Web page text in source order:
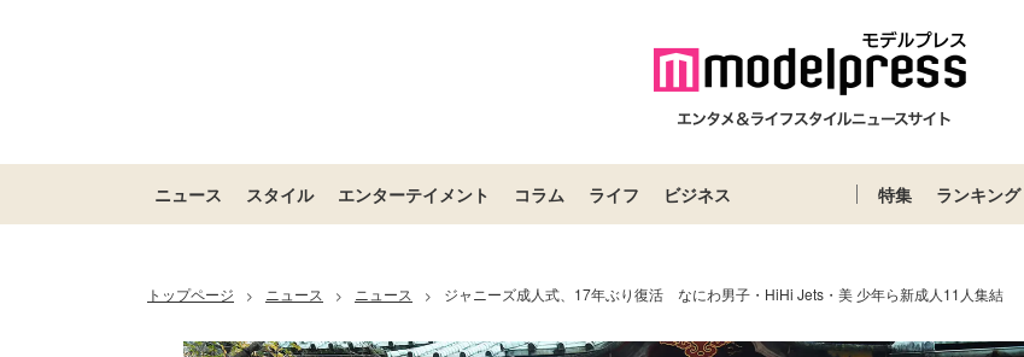
ニュース スタイル エンターテイメント コラム ライフ ビジネス 特集 ランキング
トップページ > ニュース > ニュース > ジャニーズ成人式、17年ぶり復活 なにわ男子・HiHi Jets・美 少年ら新成人11人集結